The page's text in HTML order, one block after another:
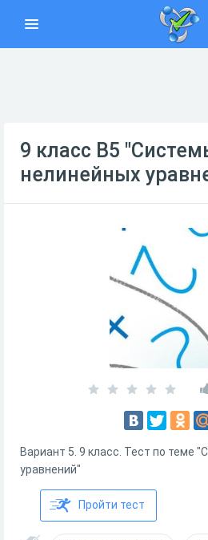
9 класс В5
нелинейных
Вариант 5. 9 класс. Тест по теме
уравнений"
Пройти тест